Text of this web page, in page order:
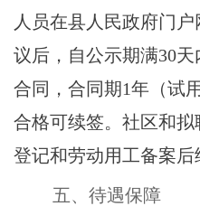
人员在县人民政府门
议后，自公示期满30
合同，合同期1年（试
合格可续签。社区和
登记和劳动用工备案后
五、待遇保障